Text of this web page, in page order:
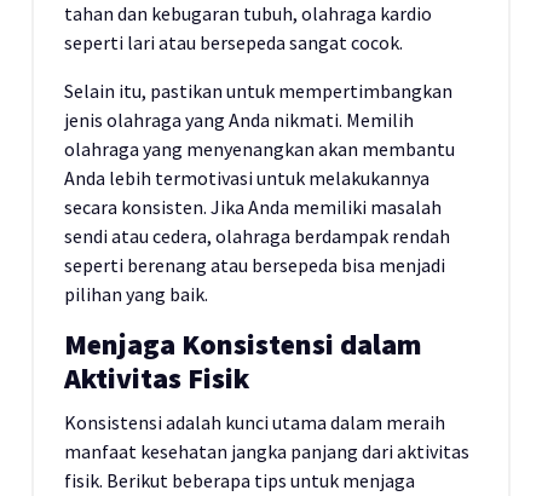
tahan dan kebugaran tubuh, olahraga kardio
seperti lari atau bersepeda sangat cocok.
Selain itu, pastikan untuk mempertimbangkan
jenis olahraga yang Anda nikmati. Memilih
olahraga yang menyenangkan akan membantu
Anda lebih termotivasi untuk melakukannya
secara konsisten. Jika Anda memiliki masalah
sendi atau cedera, olahraga berdampak rendah
seperti berenang atau bersepeda bisa menjadi
pilihan yang baik.
Menjaga Konsistensi dalam
Aktivitas Fisik
Konsistensi adalah kunci utama dalam meraih
manfaat kesehatan jangka panjang dari aktivitas
fisik. Berikut beberapa tips untuk menjaga